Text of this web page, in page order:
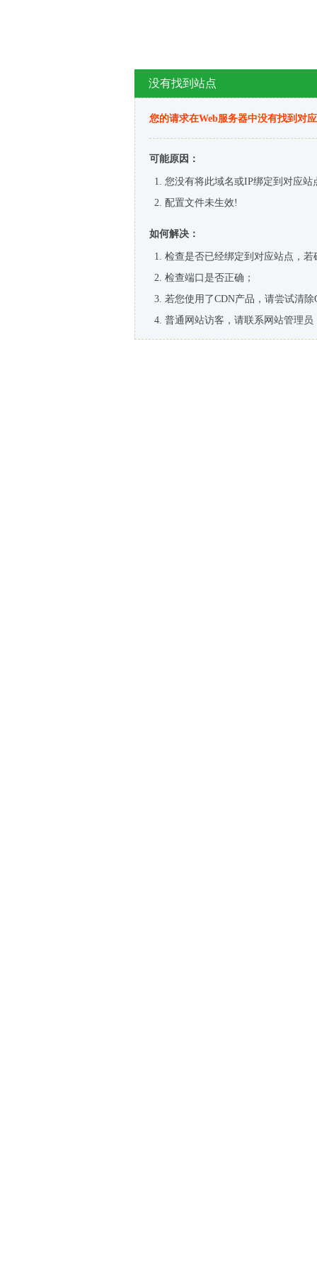
没有找到站点
您的请求在Web服务器中没有找到对
可能原因：
您没有将此域名或IP绑定到对应站
配置文件未生效!
如何解决：
检查是否已经绑定到对应站点，
检查端口是否正确；
若您使用了CDN产品，请尝试清除
普通网站访客，请联系网站管理员